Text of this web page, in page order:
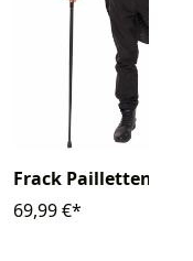
Frack Pailletten
69,99 €*